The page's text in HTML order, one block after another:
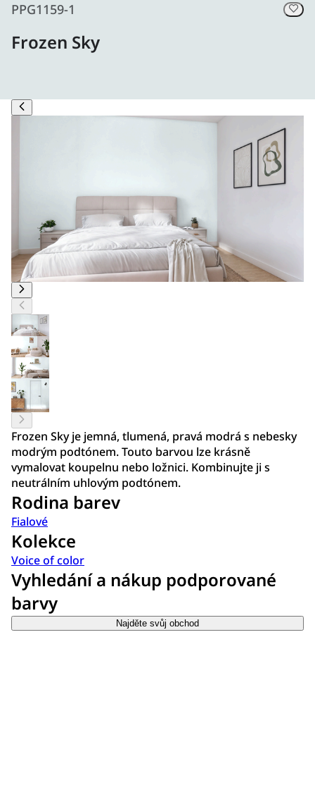
PPG1159-1
Frozen Sky
Frozen Sky je jemná, tlumená, pravá modrá s nebesky
modrým podtónem. Touto barvou lze krásně
vymalovat koupelnu nebo ložnici. Kombinujte ji s
neutrálním uhlovým podtónem.
Rodina barev
Fialové
Kolekce
Voice of color
Vyhledání a nákup podporované
barvy
Najděte svůj obchod